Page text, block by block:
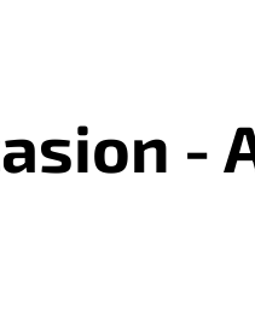
-